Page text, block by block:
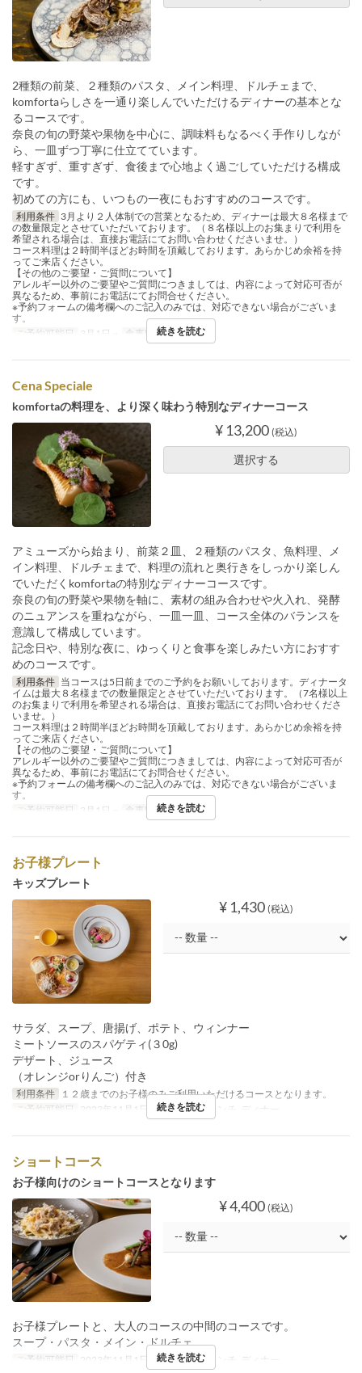
2種類の前菜、２種類のパスタ、メイン料理、ドルチェまで、
komfortaらしさを一通り楽しんでいただけるディナーの基本とな
るコースです。
奈良の旬の野菜や果物を中心に、調味料もなるべく手作りしなが
ら、一皿ずつ丁寧に仕立てています。
軽すぎず、重すぎず、食後まで心地よく過ごしていただける構成
です。
初めての方にも、いつもの一夜にもおすすめのコースです。
利用条件 3月より２人体制での営業となるため、ディナーは最大８名様まで
の数量限定とさせていただいております。（８名様以上のお集まりで利用を
希望される場合は、直接お電話にてお問い合わせくださいませ。）
コース料理は２時間半ほどお時間を頂戴しております。あらかじめ余裕を持
ってご来店ください。
【その他のご要望・ご質問について】
アレルギー以外のご要望やご質問につきましては、内容によって対応可否が
異なるため、事前にお電話にてお問合せください。
※予約フォームの備考欄へのご記入のみでは、対応できない場合がございま
す。
ご予約可能日
3月1日 ~ 食事時間 ディナー
続きを読む
Cena Speciale
komfortaの料理を、より深く味わう特別なディナーコース
¥ 13,200 (税込)
選択する
アミューズから始まり、前菜２皿、２種類のパスタ、魚料理、メ
イン料理、ドルチェまで、料理の流れと奥行きをしっかり楽しん
でいただくkomfortaの特別なディナーコースです。
奈良の旬の野菜や果物を軸に、素材の組み合わせや火入れ、発酵
のニュアンスを重ねながら、一皿一皿、コース全体のバランスを
意識して構成しています。
記念日や、特別な夜に、ゆっくりと食事を楽しみたい方におすす
めのコースです。
利用条件 当コースは5日前までのご予約をお願いしております。ディナータ
イムは最大８名様までの数量限定とさせていただいております。（7名様以上
のお集まりで利用を希望される場合は、直接お電話にてお問い合わせくださ
いませ。）
コース料理は２時間半ほどお時間を頂戴しております。あらかじめ余裕を持
ってご来店ください。
【その他のご要望・ご質問について】
アレルギー以外のご要望やご質問につきましては、内容によって対応可否が
異なるため、事前にお電話にてお問合せください。
※予約フォームの備考欄へのご記入のみでは、対応できない場合がございま
す。
ご予約可能日
3月1日 ~ 食事時間 ディナー
続きを読む
お子様プレート
キッズプレート
¥ 1,430 (税込)
サラダ、スープ、唐揚げ、ポテト、ウィンナー
ミートソースのスパゲティ(３0g)
デザート、ジュース
（オレンジorりんご）付き
利用条件
１２歳までのお子様のみご利用いただけるコースとなります。
ご予約可能日
2023年11月1日 ~ 食事時間 ランチ, ディナー
続きを読む
ショートコース
お子様向けのショートコースとなります
¥ 4,400 (税込)
お子様プレートと、大人のコースの中間のコースです。
スープ・パスタ・メイン・ドルチェ
ご予約可能日 2023年11月1日 ~ 食事時間 ランチ, ディナー
続きを読む